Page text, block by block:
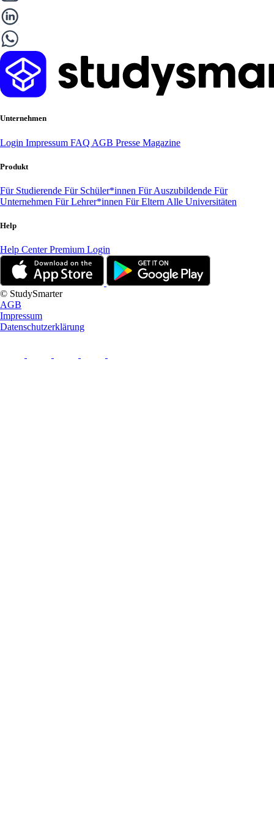
Unternehmen
Login Impressum FAQ AGB Presse Magazine
Produkt
Für Studierende Für Schüler*innen Für Auszubildende Für
Unternehmen Für Lehrer*innen Für Eltern Alle Universitäten
Help
Help CenterPremium Login
© StudySmarter
AGB
Impressum
Datenschutzerklärung